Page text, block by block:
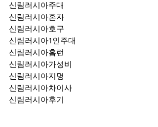
신림러시아주대
신림러시아혼자
신림러시아호구
신림러시아1인주대
신림러시아홈런
신림러시아가성비
신림러시아지명
신림러시아차이사
신림러시아후기